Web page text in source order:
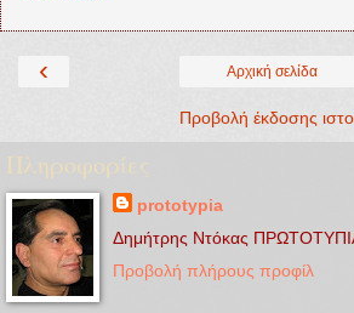
‹ Αρχική σελίδα
Προβολή έκδοσης
Πληροφορίες
prototypia
Δημήτρης Ντόκας
Προβολή πλήρους προφίλ